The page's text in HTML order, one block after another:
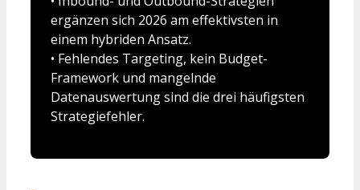
ergänzen sich 2026 am effektivsten in
einem hybriden Ansatz.
• Fehlendes Targeting, kein Budget-
Framework und mangelnde
Datenauswertung sind die drei häufigsten
Strategiefehler.